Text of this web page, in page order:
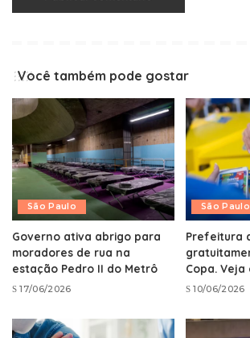
Você também pode gostar
São Paulo
Governo ativa abrigo para
moradores de rua na
estação Pedro II do Metrô
17/06/2026
São Paulo
Prefeitura
Copa. Veja
10/06/2026